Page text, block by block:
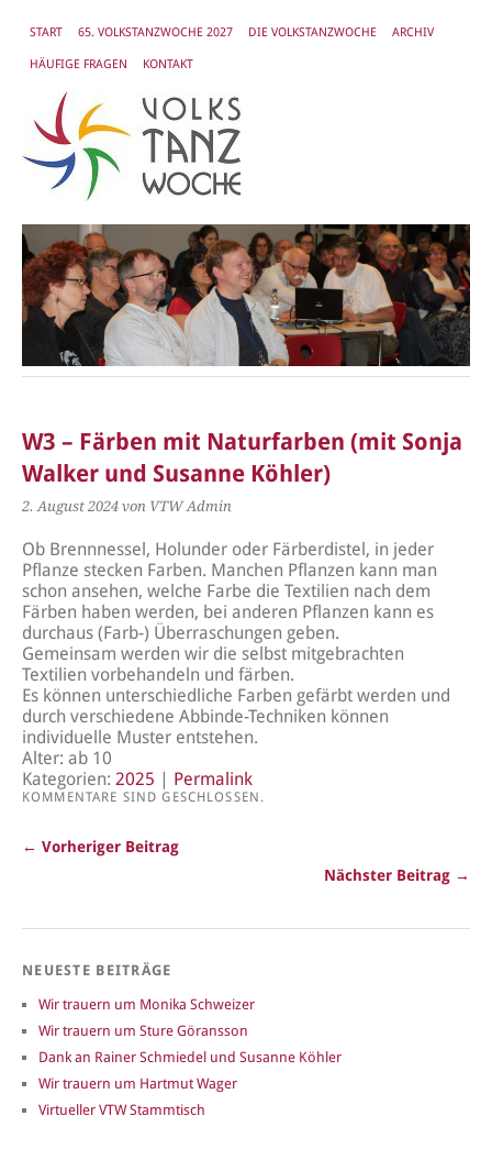
START 65. VOLKSTANZWOCHE 2027 DIE VOLKSTANZWOCHE ARCHIV
HÄUFIGE FRAGEN KONTAKT
W3 – Färben mit Naturfarben (mit Sonja
Walker und Susanne Köhler)
2. August 2024 von VTW Admin
Ob Brennnessel, Holunder oder Färberdistel, in jeder
Pflanze stecken Farben. Manchen Pflanzen kann man
schon ansehen, welche Farbe die Textilien nach dem
Färben haben werden, bei anderen Pflanzen kann es
durchaus (Farb-) Überraschungen geben.
Gemeinsam werden wir die selbst mitgebrachten
Textilien vorbehandeln und färben.
Es können unterschiedliche Farben gefärbt werden und
durch verschiedene Abbinde-Techniken können
individuelle Muster entstehen.
Alter: ab 10
Kategorien: 2025 Permalink
KOMMENTARE SIND GESCHLOSSEN.
← Vorheriger Beitrag
Nächster Beitrag →
NEUESTE BEITRÄGE
Wir trauern um Monika Schweizer
Wir trauern um Sture Göransson
Dank an Rainer Schmiedel und Susanne Köhler
Wir trauern um Hartmut Wager
Virtueller VTW Stammtisch